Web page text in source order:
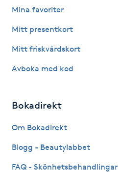
Nagelvård
Naglar reparation
Naprapati
Mina favoriter
Mitt presentkort
Mitt friskvårdskort
Avboka med kod
Bokadirekt
Om Bokadirekt
Blogg - Beautylabbet
FAQ - Skönhetsbehandlingar